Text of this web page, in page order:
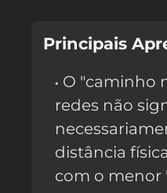
Principais
O "caminho
redes não
distância
com o menor